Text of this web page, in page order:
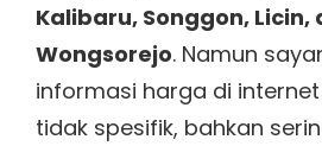
Kalibaru, Songgon, Licin,
Wongsorejo. Namun
informasi harga di
tidak spesifik, bahkan